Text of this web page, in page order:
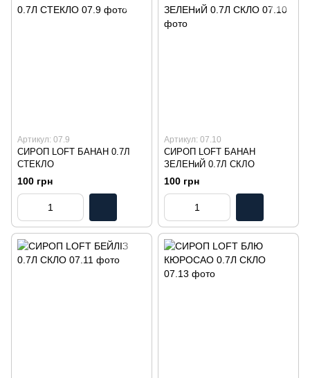
Артикул: 07.9
СИРОП LOFT БАНАН 0.7Л
СТЕКЛО
100 грн
Артикул: 07.10
СИРОП LOFT БАНАН
ЗЕЛЕНиЙ 0.7Л СКЛО
100 грн